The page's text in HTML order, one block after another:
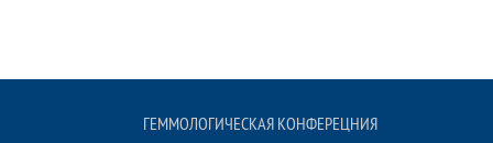
ГЕММОЛОГИЧЕСКАЯ КОНФЕРЕЦНИЯ